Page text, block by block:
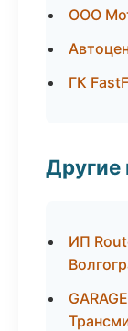
ООО
ГК
Другие
ИП